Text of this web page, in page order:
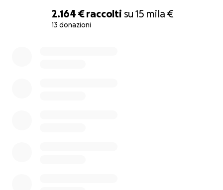
2.164 €raccolti su 15 mila €
13 donazioni